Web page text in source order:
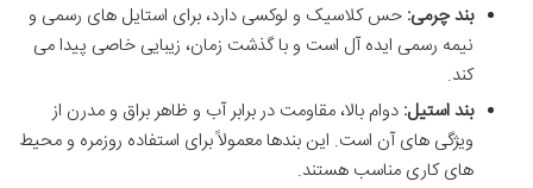
بند چرمی: حس کلاسیک و لوکسی دارد، برای استایل های رسمی و
نیمه رسمی ایده آل است و با گذشت زمان، زیبایی خاصی پیدا می
کند.
بند استیل: دوام بالا، مقاومت در برابر آب و ظاهر براق و مدرن از
ویژگی های آن است. این بندها معمولاً برای استفاده روزمره و محیط
های کاری مناسب هستند.